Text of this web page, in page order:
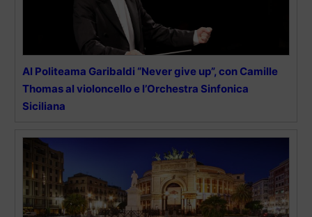
Al Politeama Garibaldi “Never give up”, con Camille
Thomas al violoncello e l’Orchestra Sinfonica
Siciliana